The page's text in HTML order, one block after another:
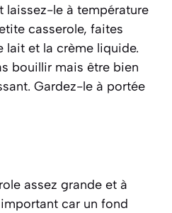
laissez-le à température
casserole, faites
lait et la crème liquide.
bouillir mais être bien
Gardez-le à portée
assez grande et à
car un fond